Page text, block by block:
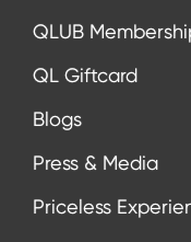
QLUB
QL Giftcard
Blogs
Press & Media
Priceless